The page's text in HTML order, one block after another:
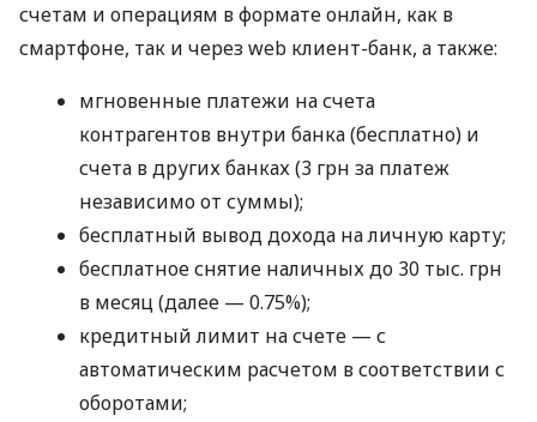
счетам и операциям в формате онлайн, как в
смартфоне, так и через web клиент-банк, а также:
мгновенные платежи на счета
контрагентов внутри банка (бесплатно) и
счета в других банках (3 грн за платеж
независимо от суммы);
бесплатный вывод дохода на личную карту;
бесплатное снятие наличных до 30 тыс. грн
в месяц (далее — 0.75%);
кредитный лимит на счете — с
автоматическим расчетом в соответствии с
оборотами;